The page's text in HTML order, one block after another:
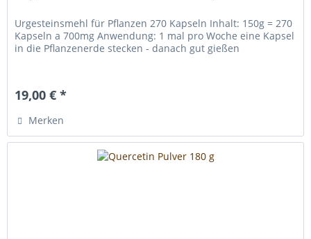
Urgesteinsmehl für Pflanzen 270 Kapseln Inhalt: 150g = 270
Kapseln a 700mg Anwendung: 1 mal pro Woche eine Kapsel
in die Pflanzenerde stecken - danach gut gießen
19,00 € *
Merken